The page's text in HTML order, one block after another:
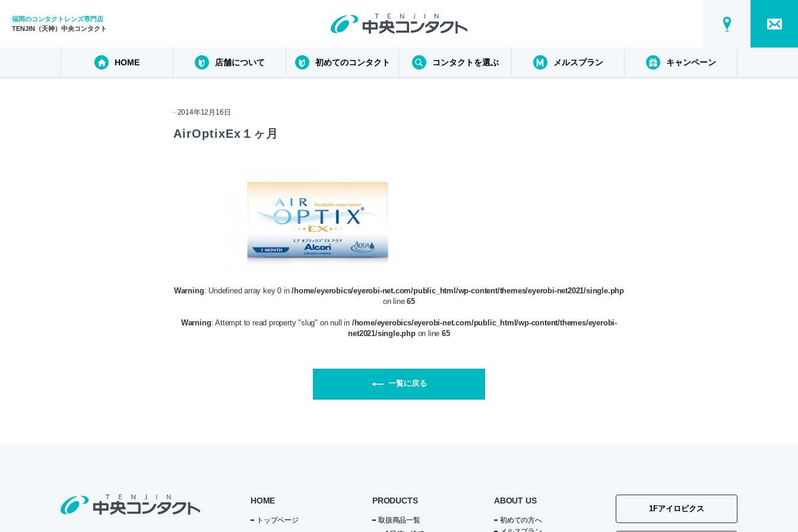
福岡のコンタクトレンズ専門店
TENJIN（天神）中央コンタクト
HOME 店舗について 初めてのコンタクト コンタクトを選ぶ メルスプラン キャンペーン
· 2014年12月16日
AirOptixEx１ヶ月
Warning: Undefined array key 0 in/home/eyerobics/eyerobi-net.com/public_html/wp-content/themes/eyerobi-net2021/single.php
on line65
Warning: Attempt to read property "slug" on null in /home/eyerobics/eyerobi-net.com/public_html/wp-content/themes/eyerobi-
net2021/single.phpon line65
一覧に戻る
HOME
トップページ
PRODUCTS
取扱商品一覧
ABOUT US
初めての方へ
1Fアイロビクス